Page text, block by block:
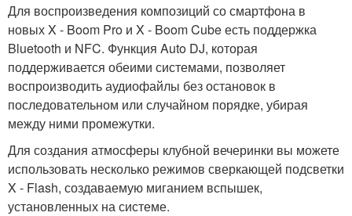
Для воспроизведения композиций со смартфона в
новых X - Boom Pro и X - Boom Cube есть поддержка
Bluetooth и NFC. Функция Auto DJ, которая
поддерживается обеими системами, позволяет
воспроизводить аудиофайлы без остановок в
последовательном или случайном порядке, убирая
между ними промежутки.
Для создания атмосферы клубной вечеринки вы можете
использовать несколько режимов сверкающей подсветки
X - Flash, создаваемую миганием вспышек,
установленных на системе.